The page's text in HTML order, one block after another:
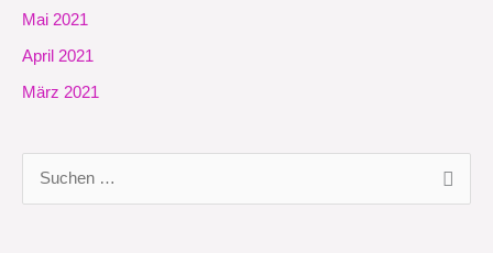
Mai 2021
April 2021
März 2021